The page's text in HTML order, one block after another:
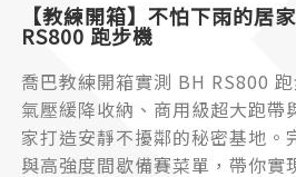
【教練開箱】不怕下雨的居
RS800 跑步機
喬巴教練開箱實測 BH RS800
氣壓緩降收納、商用級超大跑帶
家打造安靜不擾鄰的秘密基地
與高強度間歇備賽菜單，帶你實